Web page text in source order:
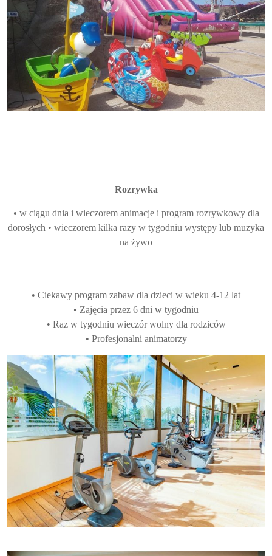
Rozrywka
• w ciągu dnia i wieczorem animacje i program rozrywkowy dla
dorosłych • wieczorem kilka razy w tygodniu występy lub muzyka
na żywo
• Ciekawy program zabaw dla dzieci w wieku 4-12 lat
• Zajęcia przez 6 dni w tygodniu
• Raz w tygodniu wieczór wolny dla rodziców
• Profesjonalni animatorzy